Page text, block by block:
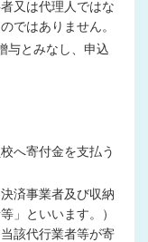
又は代理人ではな
ではありません。
与とみなし、申込
へ寄付金を支払う
済事業者及び収納
」といいます。）
該代行業者等が寄